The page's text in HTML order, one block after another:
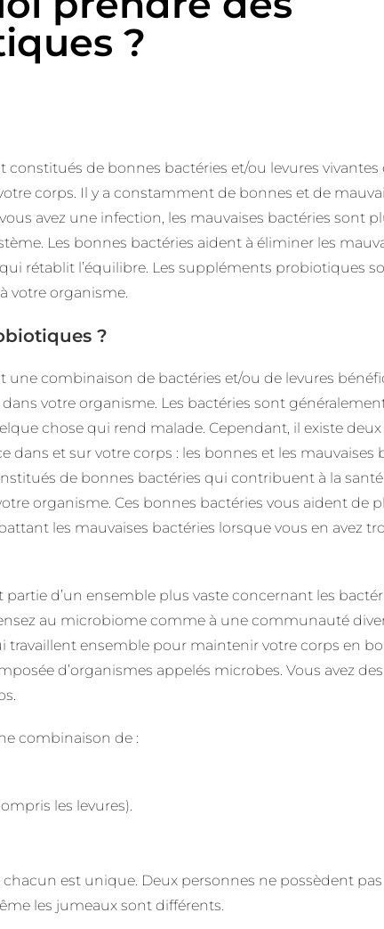
?
constitués de bonnes bactéries et/ou levures vivantes
corps. Il y a constamment de bonnes et de
avez une infection, les mauvaises bactéries sont
Les bonnes bactéries aident à éliminer les
rétablit l’équilibre. Les suppléments probiotiques
votre organisme.
?
une combinaison de bactéries et/ou de levures
votre organisme. Les bactéries sont
chose qui rend malade. Cependant, il existe
dans et sur votre corps : les bonnes et les mauvaises
de bonnes bactéries qui contribuent à la
organisme. Ces bonnes bactéries vous aident de
les mauvaises bactéries lorsque vous en avez
d’un ensemble plus vaste concernant les
au microbiome comme à une communauté
travaillent ensemble pour maintenir votre corps en
d’organismes appelés microbes. Vous avez
combinaison de :
les levures).
est unique. Deux personnes ne possèdent
les jumeaux sont différents.